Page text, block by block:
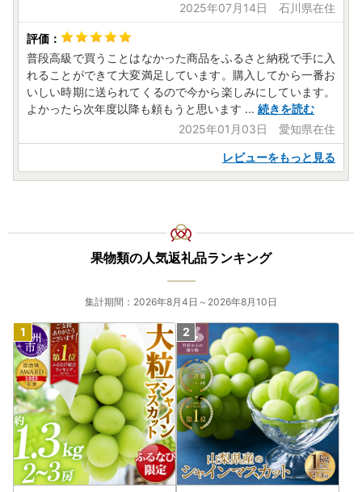
・寄附金証明書XMLデータのダウンロード
・各種情報の変更
・オンラインワンストップ特例申請
・ワンストップ控除先住所の変更 など
※寄付した翌日に寄付情報が反映されます。
自治体マイページ※外部サイトへ移管します
各お礼品詳細ページの配送情報は目安となっております。人
不在日やお届け先住所変更のご連絡が無かった際など、受取
人様のご都合で運送会社保管期限を過ぎ、お受取りいただけ
なかった場合、再発送はいたしかねます。予めご了承くださ
長期不在やお届け先変更については下記お問い合わせ先まで
早めのご連絡をお願いいたします。
返礼品の発送予定について、事前に電話・メール等による連
絡はいたしかねますので、予めご了承ください。
※発送時には、ご登録のメールアドレスへ通知を行っており
ます。(配信専用アドレス「miyazaki-saito-city@do-furusat
o.com」から通知されます)
離島など一部地域について、配送事業者による配送ができな
い場合、他の配送可能な返礼品への変更、又は配送可能な地
域への変更をお願いすることがございます。
2025年07月14日 石川県在住
普段高級で買うことはなかった商品をふるさと納税で手に入
れることができて大変満足しています。購入してから一番お
いしい時期に送られてくるので今から楽しみにしています。
よかったら次年度以降も頼もうと思います ... 続きを読む
2025年01月03日 愛知県在住
レビューをもっと見る
果物類の人気返礼品ランキング
集計期間：2026年8月4日～2026年8月10日